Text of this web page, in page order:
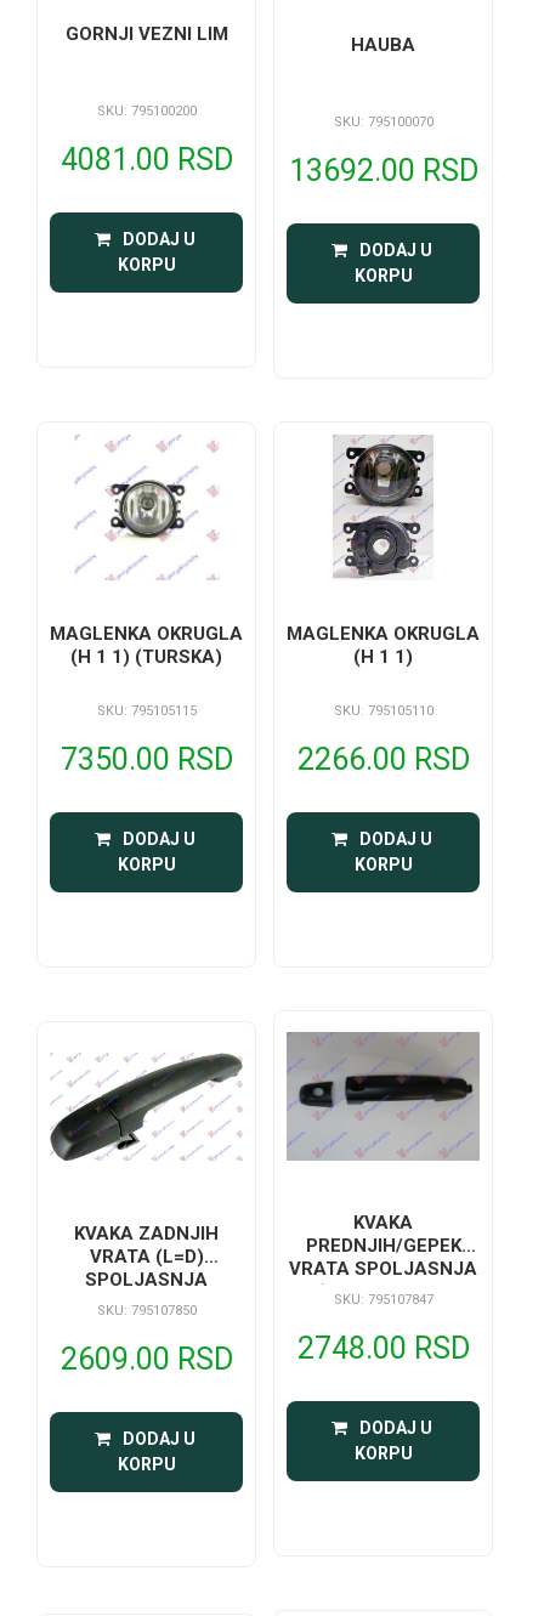
GORNJI VEZNI LIM
SKU: 795100200
4081.00 RSD
DODAJ U
KORPU
HAUBA
SKU: 795100070
13692.00 RSD
DODAJ U
KORPU
MAGLENKA OKRUGLA
(H 1 1) (TURSKA)
SKU: 795105115
7350.00 RSD
DODAJ U
KORPU
MAGLENKA OKRUGLA
(H 1 1)
SKU: 795105110
2266.00 RSD
DODAJ U
KORPU
KVAKA ZADNJIH
VRATA (L=D)
SPOLJASNJA
SKU: 795107850
2609.00 RSD
DODAJ U
KORPU
KVAKA
PREDNJIH/GEPEK
VRATA SPOLJASNJA
(SA RUPOM ZA
SKU: 795107847
2748.00 RSD
DODAJ U
KORPU